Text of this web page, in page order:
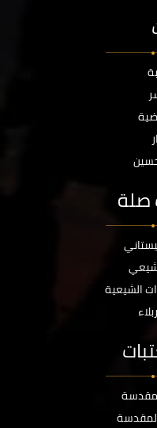
صلة
الشيعية